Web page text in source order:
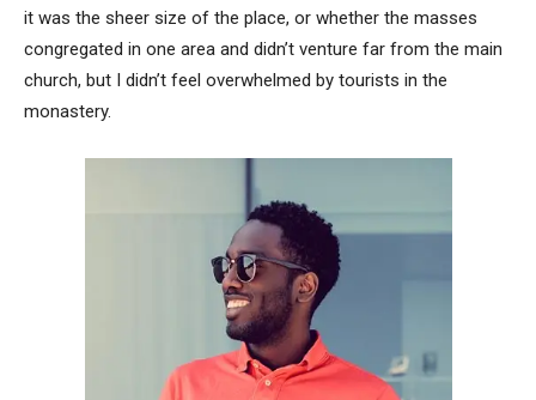
it was the sheer size of the place, or whether the masses
congregated in one area and didn’t venture far from the main
church, but I didn’t feel overwhelmed by tourists in the
monastery.